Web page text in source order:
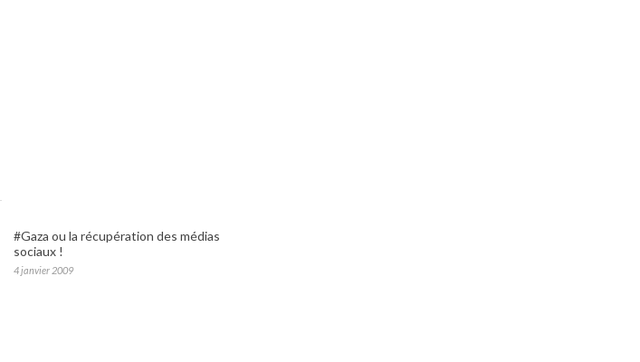
#Gaza ou la récupération des médias
sociaux !
4 janvier 2009